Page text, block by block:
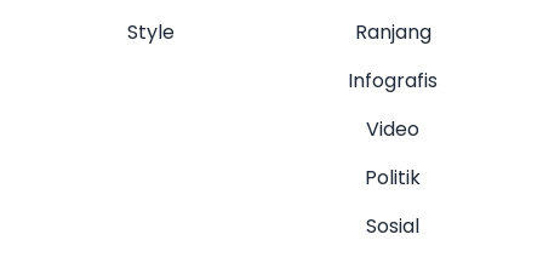
Style
Ranjang
Infografis
Video
Politik
Sosial